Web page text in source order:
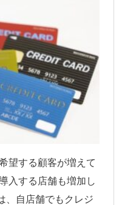
望する顧客が増えて
入する店舗も増加し
、自店舗でもクレジ